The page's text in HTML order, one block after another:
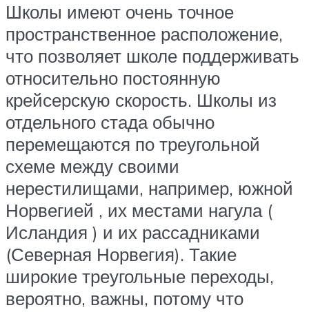
Школы имеют очень точное
пространственное расположение,
что позволяет школе поддерживать
относительно постоянную
крейсерскую скорость. Школы из
отдельного стада обычно
перемещаются по треугольной
схеме между своими
нерестилищами, например, южной
Норвегией , их местами нагула (
Исландия ) и их рассадниками
(Северная Норвегия). Такие
широкие треугольные переходы,
вероятно, важны, потому что